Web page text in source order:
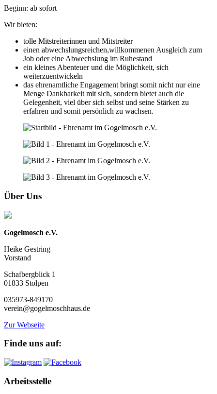
Beginn: ab sofort
Wir bieten:
tolle Mitstreiterinnen und Mitstreiter
einen abwechslungsreichen,willkommenen Ausgleich zum
Job oder eine Abwechslung im Ruhestand
ein kleines Abenteuer und die Möglichkeit, sich
weiterzuentwickeln
das ehrenamtliche Engagement bringt somit nicht nur eine
Menge Dankbarkeit mit sich, sondern bietet auch die
Gelegenheit, viel über sich selbst und seine Stärken zu
erfahren und somit persönlich zu wachsen.
Über Uns
Gogelmosch e.V.
Heike Gestring
Vorstand
Schafbergblick 1
01833 Stolpen
035973-849170
verein@gogelmoschhaus.de
Zur Webseite
Finde uns auf:
Arbeitsstelle